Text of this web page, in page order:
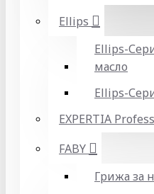
Ellips
Ellips-
масло
Ellips-
EXPERTIA
FABY
Грижа за